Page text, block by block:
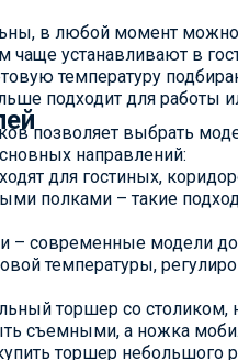
в любой момент
устанавливают в
температуру
подходит для работы
позволяет выбрать
направлений:
для гостиных,
полками – такие
– современные модели
температуры,
торшер со столиком,
съемными, а ножка
торшер небольшого